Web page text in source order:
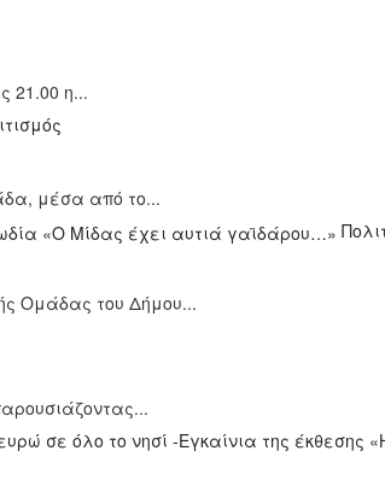
21.00 η...
μέσα από το...
Ομάδας του Δήμου...